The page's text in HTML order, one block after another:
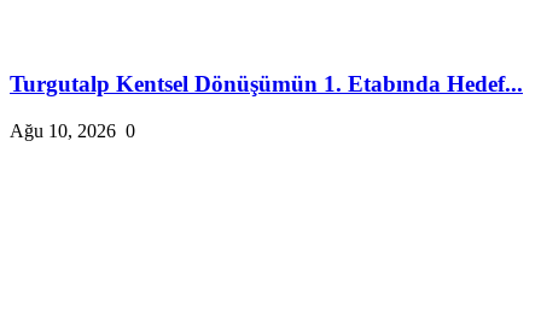
Turgutalp Kentsel Dönüşümün 1. Etabında Hedef...
Ağu 10, 2026 0